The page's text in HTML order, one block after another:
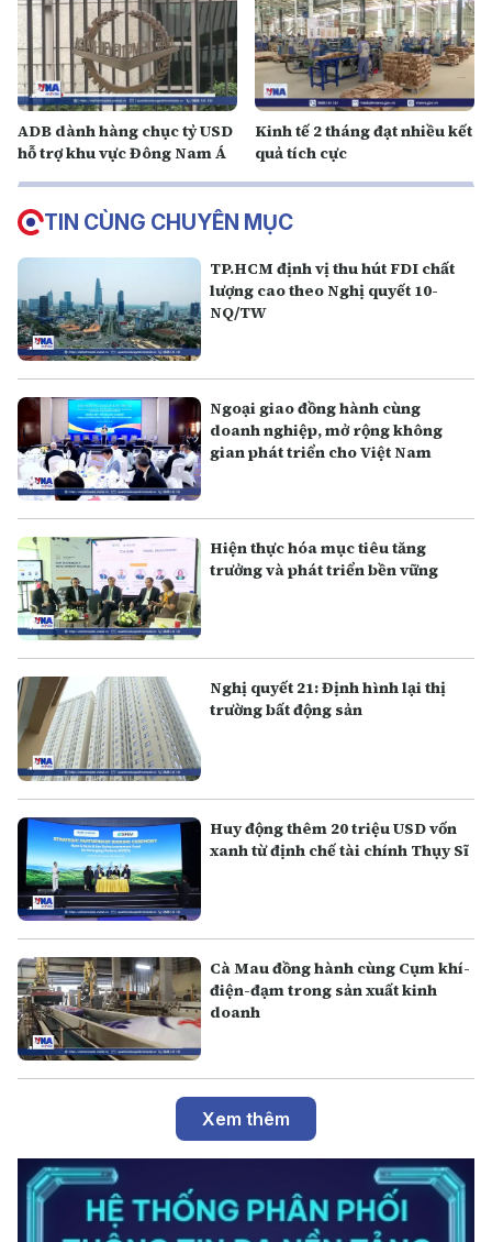
ADB dành hàng chục tỷ USD
hỗ trợ khu vực Đông Nam Á
Kinh tế 2 tháng đạt nhiều kết
quả tích cực
TIN CÙNG CHUYÊN MỤC
TP.HCM định vị thu hút FDI chất
lượng cao theo Nghị quyết 10-
NQ/TW
Ngoại giao đồng hành cùng
doanh nghiệp, mở rộng không
gian phát triển cho Việt Nam
Hiện thực hóa mục tiêu tăng
trưởng và phát triển bền vững
Nghị quyết 21: Định hình lại thị
trường bất động sản
Huy động thêm 20 triệu USD vốn
xanh từ định chế tài chính Thụy Sĩ
Cà Mau đồng hành cùng Cụm khí-
điện-đạm trong sản xuất kinh
doanh
Xem thêm